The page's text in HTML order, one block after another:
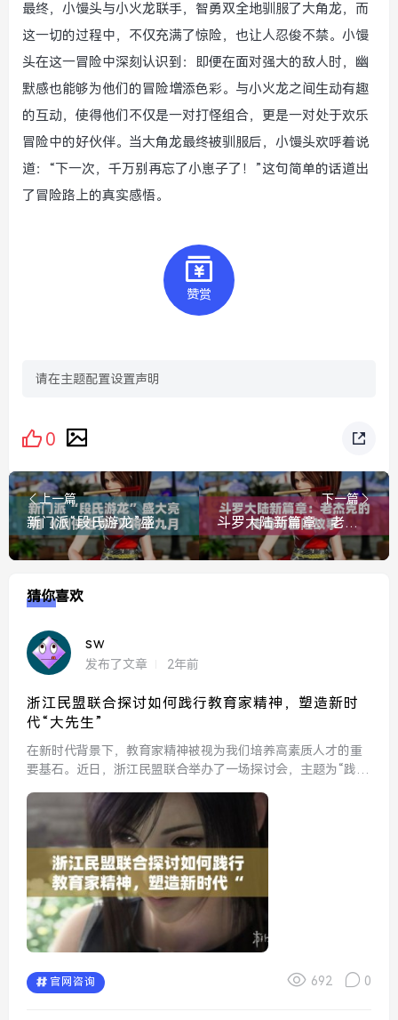
最终，小馒头与小火龙联手，智勇双全地驯服了大角龙，而
这一切的过程中，不仅充满了惊险，也让人忍俊不禁。小馒
头在这一冒险中深刻认识到：即便在面对强大的敌人时，幽
默感也能够为他们的冒险增添色彩。与小火龙之间生动有趣
的互动，使得他们不仅是一对打怪组合，更是一对处于欢乐
冒险中的好伙伴。当大角龙最终被驯服后，小馒头欢呼着说
道：“下一次，千万别再忘了小崽子了！”这句简单的话道出
了冒险路上的真实感悟。
赞赏
请在主题配置设置声明
0
上一篇
新门派“段氏游龙”盛大亮相 《剑侠世界3》将于九月十九日震撼登场
下一篇
斗罗大陆新篇章：老杰克的传奇与冒险故事
猜你喜欢
sw
发布了文章 2年前
浙江民盟联合探讨如何践行教育家精神，塑造新时
代“大先生”
在新时代背景下，教育家精神被视为我们培养高素质人才的重
要基石。近日，浙江民盟联合举办了一场探讨会，主题为“践行
内涵、实践案例以及如何在新时代背景下塑造具备这种精神的
教...
官网咨询 692 0